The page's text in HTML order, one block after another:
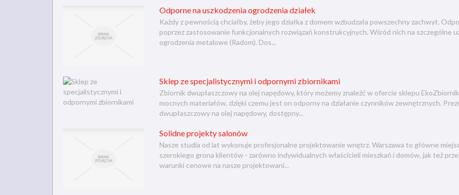
Odporne na uszkodzenia ogrodzenia działek
Każdy z pewnością chciałby, żeby jego działka z domem wzbudzała powszechny zachwyt.
poprzez zastosowanie funkcjonalnych rozwiązań konstrukcyjnych. Wśród nich na szczególne
ogrodzenia metalowe (Radom). Dos...
Sklep ze specjalistycznymi i odpornymi zbiornikami
Zbiornik dwupłaszczowy na olej napędowy, który możemy znaleźć w ofercie sklepu
mocnych materiałów, dzięki czemu jest on odporny na działanie czynników zewnętrznych.
dwupłaszczowy na olej napędowy, dostępny...
Solidne projekty salonów
Nasze studia od lat wykonuje profesjonalne projektowanie wnętrz. Warszawa to główne
szerokiego grona klientów - zarówno indywidualnych właścicieli mieszkań i domów, jak też
warunki cenowe na nasze projektowani...